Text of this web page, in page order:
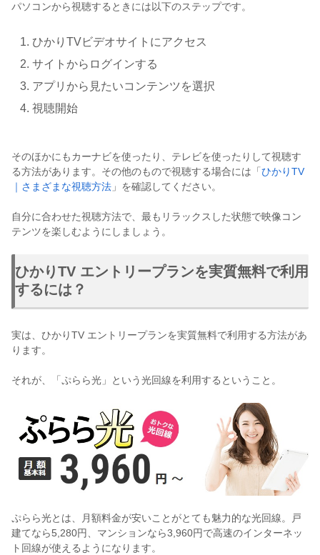
パソコンから視聴するときには以下のステップです。
ひかりTVビデオサイトにアクセス
サイトからログインする
アプリから見たいコンテンツを選択
視聴開始
そのほかにもカーナビを使ったり、テレビを使ったりして視聴す
る方法があります。その他のもので視聴する場合には「 ひかりTV
｜さまざまな視聴方法 」を確認してください。
自分に合わせた視聴方法で、最もリラックスした状態で映像コン
テンツを楽しむようにしましょう。
ひかりTV エントリープランを実質無料で利用
するには？
実は、ひかりTV エントリープランを実質無料で利用する方法があ
ります。
それが、「ぷらら光」という光回線を利用するということ。
ぷらら光とは、月額料金が安いことがとても魅力的な光回線。戸
建てなら5,280円、マンションなら3,960円で高速のインターネッ
ト回線が使えるようになります。